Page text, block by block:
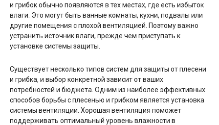
и грибок обычно появляются в тех местах, где есть избыток
влаги. Это могут быть ванные комнаты, кухни, подвалы или
другие помещения с плохой вентиляцией. Поэтому важно
устранить источник влаги, прежде чем приступать к
установке системы защиты.
Существует несколько типов систем для защиты от плесени
и грибка, и выбор конкретной зависит от ваших
потребностей и бюджета. Одним из наиболее эффективных
способов борьбы с плесенью и грибком является установка
системы вентиляции. Хорошая вентиляция поможет
поддерживать оптимальный уровень влажности в